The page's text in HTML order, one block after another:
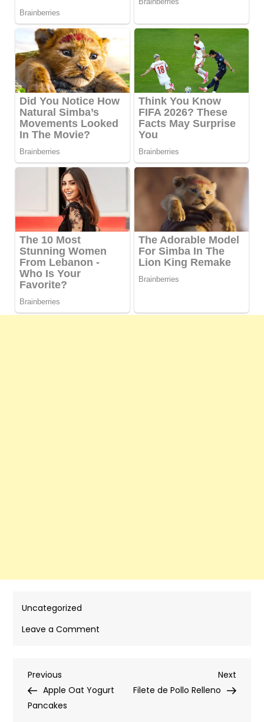
Uncategorized
Leave a Comment
Hispanos
Post
navigation
Previous
Post
Previous
Apple Oat Yogurt
Pancakes
Next
Post
Next
Filete de Pollo Relleno